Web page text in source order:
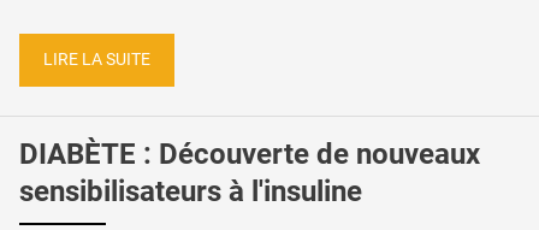
LIRE LA SUITE
DIABÈTE : Découverte de nouveaux
sensibilisateurs à l'insuline